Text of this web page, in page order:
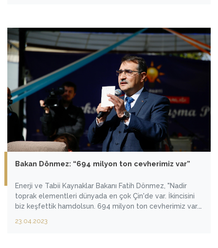
Bakan Dönmez: “694 milyon ton cevherimiz var”
Enerji ve Tabii Kaynaklar Bakanı Fatih Dönmez, "Nadir
toprak elementleri dünyada en çok Çin'de var. İkincisini
biz keşfettik hamdolsun. 694 milyon ton cevherimiz var.
uçağı var ya orada tam 40 kilo kullanıyorlar. O olmazsa
23.04.2023